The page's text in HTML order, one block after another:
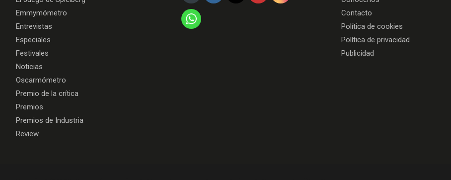
Emmymómetro
Entrevistas
Especiales
Festivales
Noticias
Oscarmómetro
Premio de la crítica
Premios
Premios de Industria
Review
Contacto
Política de cookies
Política de privacidad
Publicidad